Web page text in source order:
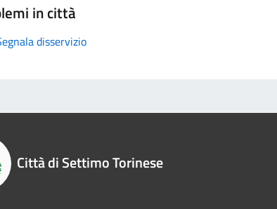
in città
disservizio
Città di Settimo Torinese